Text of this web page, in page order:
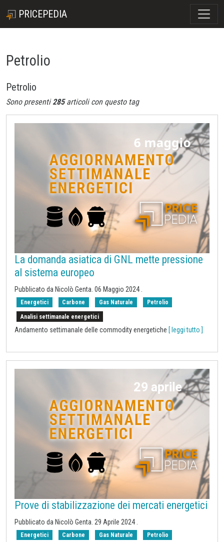
PRICEPEDIA
Petrolio
Petrolio
Sono presenti285articoli con questo tag
La domanda asiatica di GNL mette pressione
al sistema europeo
Pubblicato da Nicolò Genta. 06 Maggio 2024
Energetici Carbone Gas Naturale Petrolio
Analisi settimanale energetici
Andamento settimanale delle commodity energetiche [ leggi tutto ]
Prove di stabilizzazione dei mercati energetici
Pubblicato da Nicolò Genta. 29 Aprile 2024
Energetici Carbone Gas Naturale Petrolio